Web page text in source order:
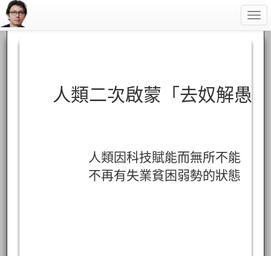
人類二次啟蒙「去奴解愚
人類因科技賦能而無所不能
不再有失業貧困弱勢的狀態